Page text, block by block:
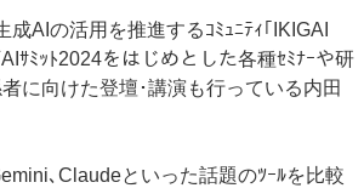
AIの活用を推進するｺﾐｭﾆﾃｨ｢IKIGAI
ｻﾐｯﾄ2024をはじめとした各種ｾﾐﾅｰや研
に向けた登壇･講演も行っている内田
､Claudeといった話題のﾂｰﾙを比較